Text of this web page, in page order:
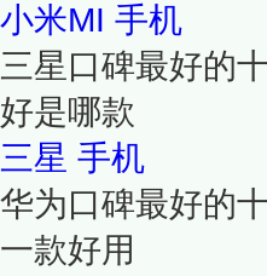
小米MI 手机
三星口碑最好的
好是哪款
三星 手机
华为口碑最好的
一款好用